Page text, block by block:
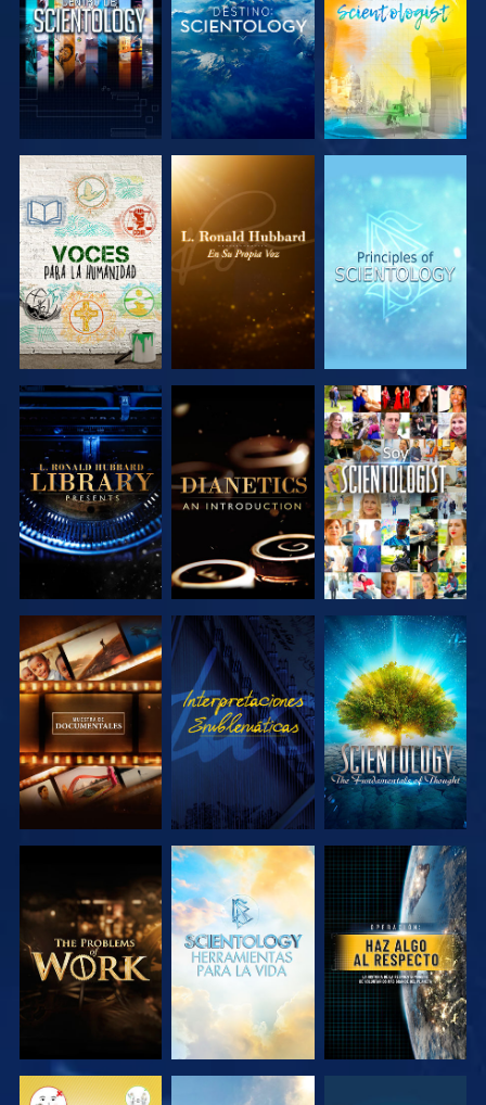
EXPLORA LAS
SERIES
EXPLORA LAS
SERIES
EXPLORA LAS
SERIES
EXPLORA LAS
SERIES
EXPLORA LAS
SERIES
VE
EXPLORA LAS
SERIES
VE
EXPLORA LAS
SERIES
EXPLORA LAS
SERIES
EXPLORA LAS
SERIES
VE